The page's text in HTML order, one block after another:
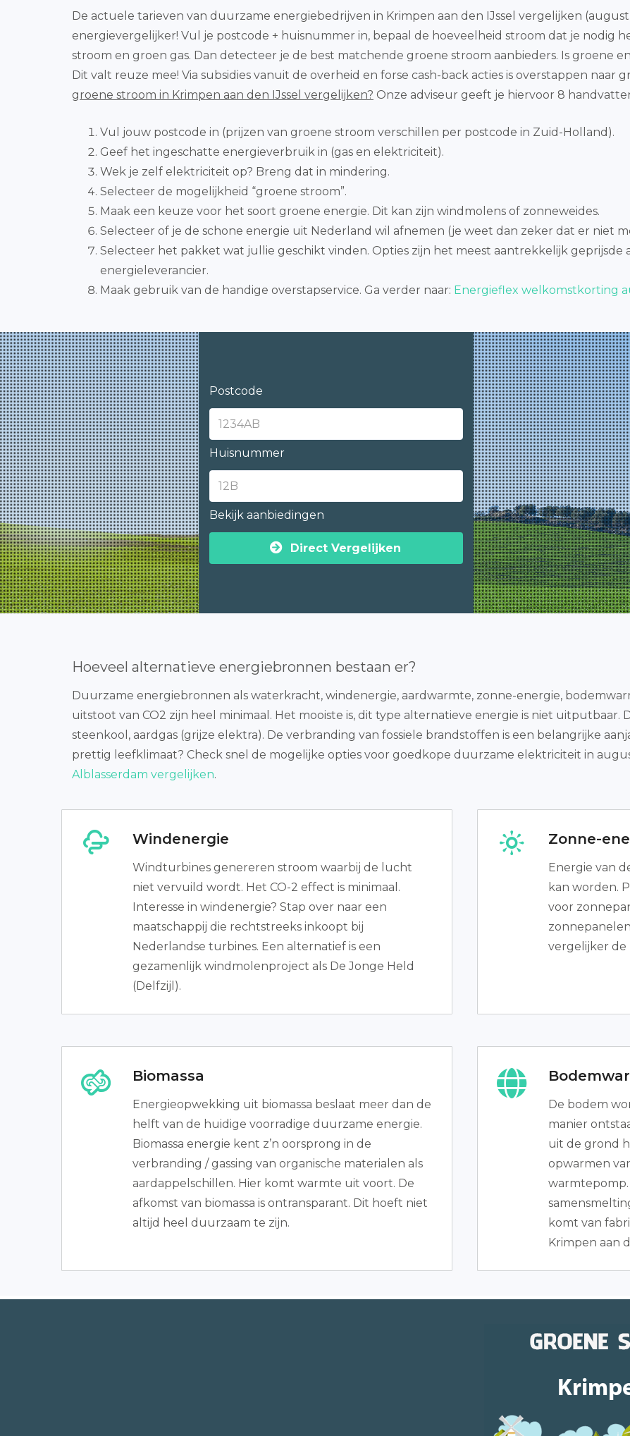
De actuele tarieven van duurzame energiebedrijven in Krimpen aan den IJssel vergelijken
energievergelijker! Vul je postcode + huisnummer in, bepaal de hoeveelheid stroom dat je nodig
stroom en groen gas. Dan detecteer je de best matchende groene stroom aanbieders. Is groene
Dit valt reuze mee! Via subsidies vanuit de overheid en forse cash-back acties is overstappen naar
groene stroom in Krimpen aan den IJssel vergelijken? Onze adviseur geeft je hiervoor 8
Vul jouw postcode in (prijzen van groene stroom verschillen per postcode in Zuid-Holland).
Geef het ingeschatte energieverbruik in (gas en elektriciteit).
Wek je zelf elektriciteit op? Breng dat in mindering.
Selecteer de mogelijkheid “groene stroom”.
Maak een keuze voor het soort groene energie. Dit kan zijn windmolens of zonneweides.
Selecteer of je de schone energie uit Nederland wil afnemen (je weet dan zeker dat er niet
Selecteer het pakket wat jullie geschikt vinden. Opties zijn het meest aantrekkelijk geprijsde
energieleverancier.
Maak gebruik van de handige overstapservice. Ga verder naar: Energieflex welkomstkorting
Postcode
Huisnummer
Bekijk aanbiedingen
Direct Vergelijken
Hoeveel alternatieve energiebronnen bestaan er?
Duurzame energiebronnen als waterkracht, windenergie, aardwarmte, zonne-energie,
uitstoot van CO2 zijn heel minimaal. Het mooiste is, dit type alternatieve energie is niet
steenkool, aardgas (grijze elektra). De verbranding van fossiele brandstoffen is een belangrijke
prettig leefklimaat? Check snel de mogelijke opties voor goedkope duurzame elektriciteit in
Alblasserdam vergelijken.
Windenergie
Windturbines genereren stroom waarbij de lucht
niet vervuild wordt. Het CO-2 effect is minimaal.
Interesse in windenergie? Stap over naar een
maatschappij die rechtstreeks inkoopt bij
Nederlandse turbines. Een alternatief is een
gezamenlijk windmolenproject als De Jonge Held
(Delfzijl).
Zonne-
Energie van
kan worden.
voor
vergelijker de
Biomassa
Energieopwekking uit biomassa beslaat meer dan de
helft van de huidige voorradige duurzame energie.
Biomassa energie kent z’n oorsprong in de
verbranding / gassing van organische materialen als
aardappelschillen. Hier komt warmte uit voort. De
afkomst van biomassa is ontransparant. Dit hoeft niet
altijd heel duurzaam te zijn.
De bodem
manier
uit de grond
opwarmen
warmtepomp.
komt van
Krimpen aan